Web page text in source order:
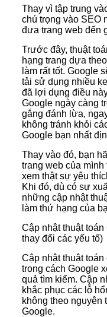
Thay vì tập trung
chú trọng vào SEO
đưa trang web đến
Trước đây, thuật
hạng trang dựa
làm rất tốt. Google
tải sử dụng nhiều
đã lợi dụng điều
Google ngày càng
gắng đánh lừa,
không tránh khỏi
Google bạn nhất
Thay vào đó, bạn
trang web của
xem thật sự yêu
Khi đó, dù có sự
những cập nhật
làm thứ hạng của
Cập nhật thuật
thay đổi các yếu tố)
Cập nhật thuật
trong cách Google
quả tìm kiếm. Cập
khắc phục các lỗ
không theo nguyên
Google.